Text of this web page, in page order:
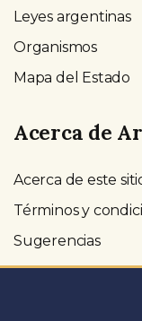
Leyes argentinas
Organismos
Mapa del Estado
Acerca de
Acerca de este
Términos y
Sugerencias